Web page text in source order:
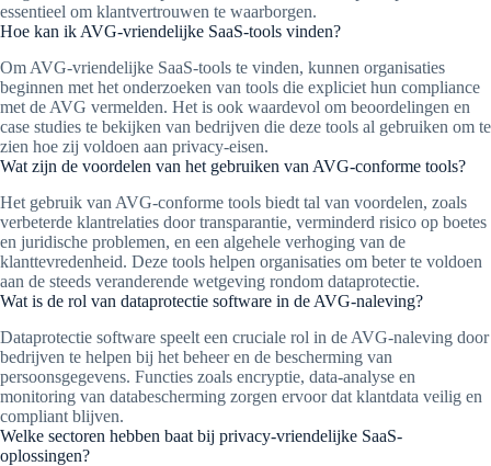
essentieel om klantvertrouwen te waarborgen.
Hoe kan ik AVG-vriendelijke SaaS-tools vinden?
Om AVG-vriendelijke SaaS-tools te vinden, kunnen organisaties
beginnen met het onderzoeken van tools die expliciet hun compliance
met de AVG vermelden. Het is ook waardevol om beoordelingen en
case studies te bekijken van bedrijven die deze tools al gebruiken om te
zien hoe zij voldoen aan privacy-eisen.
Wat zijn de voordelen van het gebruiken van AVG-conforme tools?
Het gebruik van AVG-conforme tools biedt tal van voordelen, zoals
verbeterde klantrelaties door transparantie, verminderd risico op boetes
en juridische problemen, en een algehele verhoging van de
klanttevredenheid. Deze tools helpen organisaties om beter te voldoen
aan de steeds veranderende wetgeving rondom dataprotectie.
Wat is de rol van dataprotectie software in de AVG-naleving?
Dataprotectie software speelt een cruciale rol in de AVG-naleving door
bedrijven te helpen bij het beheer en de bescherming van
persoonsgegevens. Functies zoals encryptie, data-analyse en
monitoring van databescherming zorgen ervoor dat klantdata veilig en
compliant blijven.
Welke sectoren hebben baat bij privacy-vriendelijke SaaS-
oplossingen?